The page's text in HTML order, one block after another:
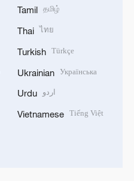
Tamil தமிழ்
Thai ไทย
Turkish Türkçe
Ukrainian Українська
Urdu اردو
Vietnamese Tiếng Việt